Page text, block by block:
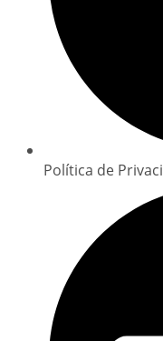
Política de